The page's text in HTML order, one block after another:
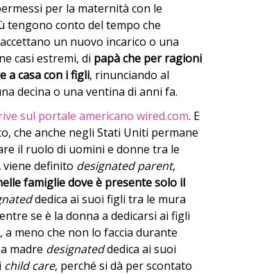
per la maternità con le
tengono conto del tempo che
un nuovo incarico o una
casi estremi, di papà che per ragioni
a casa con i figli, rinunciando al
decina o una ventina di anni fa.
sul portale americano wired.com. E
che anche negli Stati Uniti permane
il ruolo di uomini e donne tra le
viene definito designated parent,
famiglie dove è presente solo il
dedica ai suoi figli tra le mura
se è la donna a dedicarsi ai figli
meno che non lo faccia durante
madre designateddedica ai suoi
child care, perché si dà per scontato